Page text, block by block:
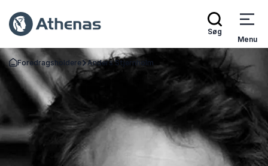
Søg
Menu
Tilbage til forsiden
Foredragsholdere Anders Stjernholm